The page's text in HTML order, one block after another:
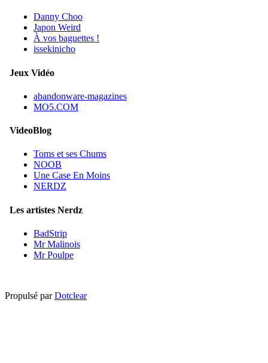
Danny Choo
Japon Weird
À vos baguettes !
issekinicho
Jeux Vidéo
abandonware-magazines
MO5.COM
VideoBlog
Toms et ses Chums
NOOB
Une Case En Moins
NERDZ
Les artistes Nerdz
BadStrip
Mr Malinois
Mr Poulpe
Propulsé parDotclear